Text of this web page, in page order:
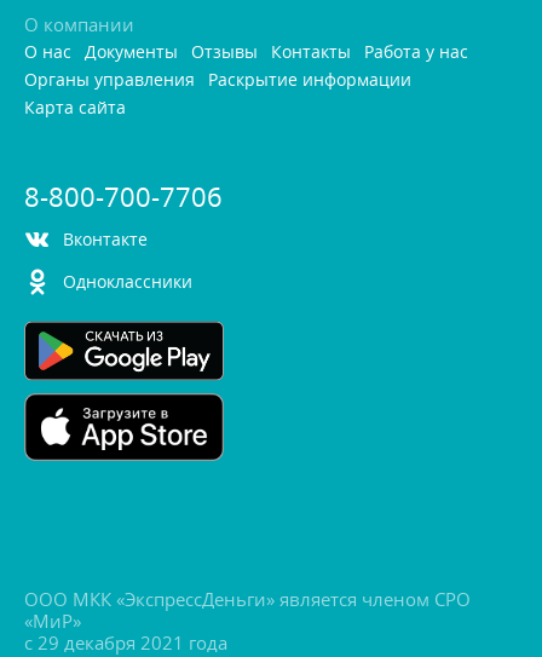
О компании
О нас Документы Отзывы Контакты
Работа у нас
Органы управления
Раскрытие информации
Карта сайта
8-800-700-7706
контакте
Одноклассники
ООО МКК «ЭкспрессДеньги» является членом СРО
«МиР»
с 29 декабря 2021 года